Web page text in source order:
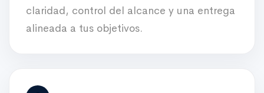
claridad, control del alcance y una entrega
alineada a tus objetivos.